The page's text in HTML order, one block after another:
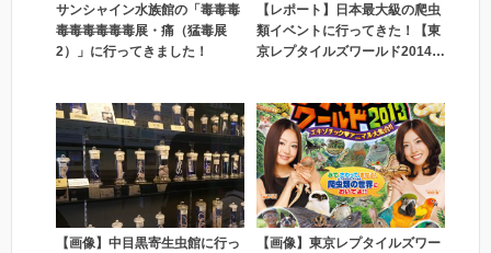
サンシャイン水族館の「毒毒毒
毒毒毒毒毒毒展・痛（猛毒展
2）」に行ってきました！
【レポート】日本最大級の爬虫
類イベントに行ってきた！【東
京レプタイルズワールド2014
【画像】中目黒寄生虫館に行っ
【画像】東京レプタイルズワー